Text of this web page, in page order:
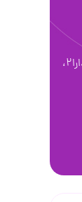
میدان حسن آباد،کوچه شجاعی،کوچه جمالدارا۲،